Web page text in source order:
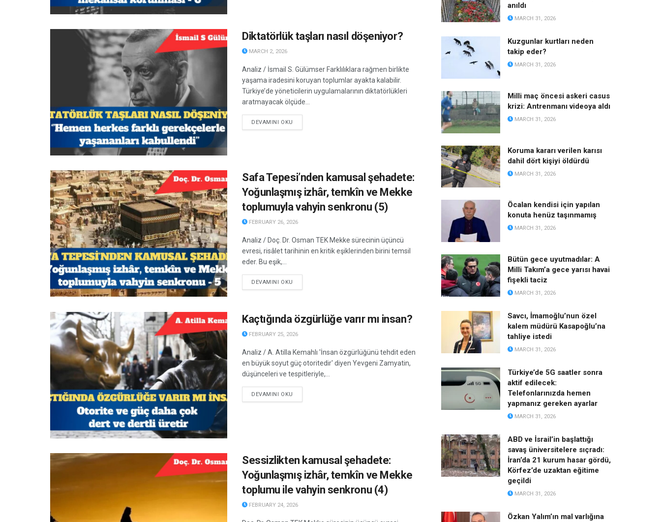
Diktatörlük taşları nasıl döşeniyor?
MARCH 2, 2026
Analiz / İsmail S. Gülümser Farklılıklara rağmen birlikte
yaşama iradesini koruyan toplumlar ayakta kalabilir.
Türkiye’de yöneticilerin uygulamalarının diktatörlükleri
aratmayacak ölçüde...
DEVAMINI OKU
Safa Tepesi’nden kamusal şehadete:
Yoğunlaşmış izhâr, temkîn ve Mekke
toplumuyla vahyin senkronu (5)
FEBRUARY 26, 2026
Analiz / Doç. Dr. Osman TEK Mekke sürecinin üçüncü
evresi, risâlet tarihinin en kritik eşiklerinden birini temsil
eder. Bu eşik,...
DEVAMINI OKU
Kaçtığında özgürlüğe varır mı insan?
FEBRUARY 25, 2026
Analiz / A. Atilla Kemahlı 'İnsan özgürlüğünü tehdit eden
en büyük soyut güç otoritedir' diyen Yevgeni Zamyatin,
düşünceleri ve tespitleriyle,...
DEVAMINI OKU
Sessizlikten kamusal şehadete:
Yoğunlaşmış izhâr, temkîn ve Mekke
toplumu ile vahyin senkronu (4)
FEBRUARY 24, 2026
anıldı
MARCH 31, 2026
Kuzgunlar kurtları neden
takip eder?
MARCH 31, 2026
Milli maç öncesi askeri casus
krizi: Antrenmanı videoya aldı
MARCH 31, 2026
Koruma kararı verilen karısı
dahil dört kişiyi öldürdü
MARCH 31, 2026
Öcalan kendisi için yapılan
konuta henüz taşınmamış
MARCH 31, 2026
Bütün gece uyutmadılar: A
Milli Takım’a gece yarısı havai
fişekli taciz
MARCH 31, 2026
Savcı, İmamoğlu’nun özel
kalem müdürü Kasapoğlu’na
tahliye istedi
MARCH 31, 2026
Türkiye’de 5G saatler sonra
aktif edilecek:
Telefonlarınızda hemen
yapmanız gereken ayarlar
MARCH 31, 2026
ABD ve İsrail’in başlattığı
savaş üniversitelere sıçradı:
İran’da 21 kurum hasar gördü,
Körfez’de uzaktan eğitime
geçildi
MARCH 31, 2026
Özkan Yalım’ın mal varlığına